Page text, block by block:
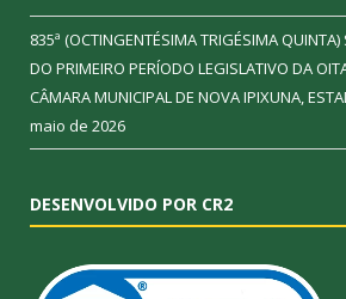
835ª (OCTINGENTÉSIMA TRIGÉSIMA
DO PRIMEIRO PERÍODO LEGISLATIVO DA
CÂMARA MUNICIPAL DE NOVA IPIXUNA,
maio de 2026
DESENVOLVIDO POR CR2